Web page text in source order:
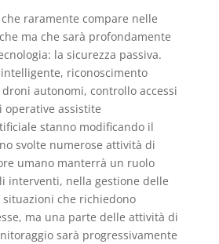
raramente compare nelle
ma che sarà profondamente
la sicurezza passiva.
riconoscimento
autonomi, controllo accessi
operative assistite
stanno modificando il
svolte numerose attività di
umano manterrà un ruolo
interventi, nella gestione delle
che richiedono
ma una parte delle attività di
sarà progressivamente